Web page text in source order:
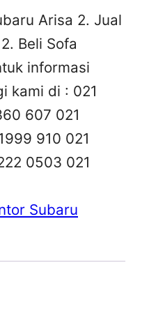
Arisa 2. Jual
Beli Sofa
informasi
kami di : 021
607 021
910 021
0503 021
Subaru